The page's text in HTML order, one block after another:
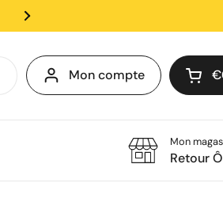
✨Retrait
Mon compte
Mon
Retour